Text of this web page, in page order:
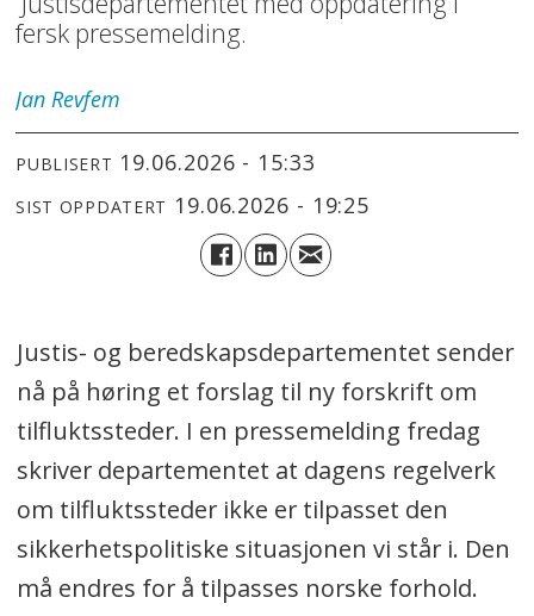
fersk pressemelding.
Jan Revfem
PUBLISERT 19.06.2026 - 15:33
SIST OPPDATERT 19.06.2026 - 19:25
Justis- og beredskapsdepartementet sender
nå på høring et forslag til ny forskrift om
tilfluktssteder. I en pressemelding fredag
skriver departementet at dagens regelverk
om tilfluktssteder ikke er tilpasset den
sikkerhetspolitiske situasjonen vi står i. Den
må endres for å tilpasses norske forhold.